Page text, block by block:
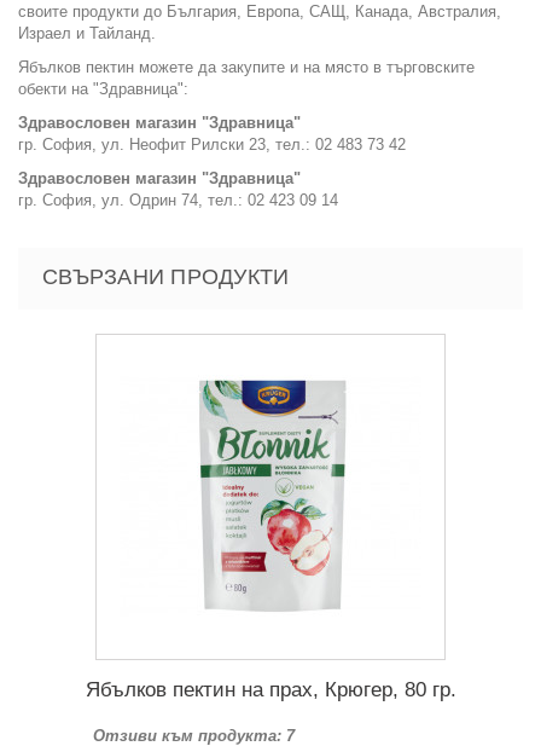
своите продукти до България, Европа, САЩ, Канада, Австралия,
Израел и Тайланд.
Ябълков пектин можете да закупите и на място в търговските
обекти на "Здравница":
Здравословен магазин "Здравница"
гр. София, ул. Неофит Рилски 23, тел.: 02 483 73 42
Здравословен магазин "Здравница"
гр. София, ул. Одрин 74, тел.: 02 423 09 14
СВЪРЗАНИ ПРОДУКТИ
Ябълков пектин на прах, Крюгер, 80 гр.
Отзиви към продукта: 7